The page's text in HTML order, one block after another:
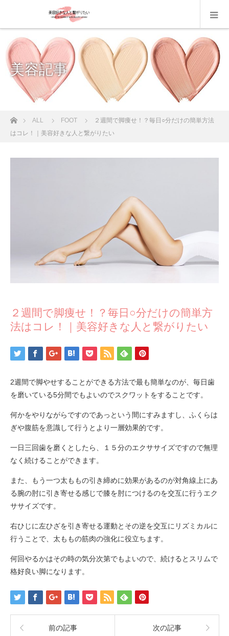
美容記事
ホームALL FOOT
２週間で脚痩せ！？毎日○分だけの簡単方法
はコレ！｜美容好きな人と繋がりたい
２週間で脚痩せ！？毎日○分だけの簡単方
法はコレ！｜美容好きな人と繋がりたい
2週間で脚やせすることができる方法で最も簡単なのが、毎日歯
を磨いている5分間でもよいのでスクワットをすることです。
何かをやりながらですのであっという間にすみますし、ふくらは
ぎや腹筋を意識して行うとより一層効果的です。
一日三回歯を磨くとしたら、１５分のエクササイズですので無理
なく続けることができます。
また、もう一つ太ももの引き締めに効果があるのが対角線上にあ
る腕の肘に引き寄せる感じで膝を肘につけるのを交互に行うエク
ササイズです。
右ひじに左ひざを引き寄せる運動とその逆を交互にリズミカルに
行うことで、太ももの筋肉の強化に役立ちます。
何回やるかはその時の気分次第でもよいので、続けるとスリムで
格好良い脚になります。
前の記事 次の記事